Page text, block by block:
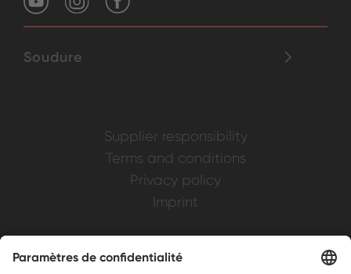
Soudure
Supplier responsibility
Terms and conditions
Privacy policy
Imprint
Brands, Inc.